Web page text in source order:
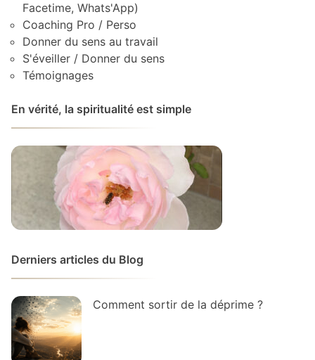
Facetime, Whats'App)
Coaching Pro / Perso
Donner du sens au travail
S'éveiller / Donner du sens
Témoignages
En vérité, la spiritualité est simple
Derniers articles du Blog
Comment sortir de la déprime ?